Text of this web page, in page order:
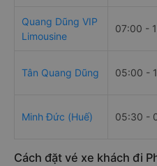
Quang Dũng VIP
Limousine
07:00 -
Tân Quang Dũng 05:00 -
Minh Đức (Huế) 05:30 -
Cách đặt vé xe khách đi